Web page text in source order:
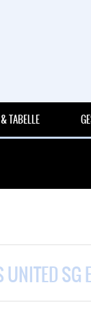
TABELLE
UNITED SG